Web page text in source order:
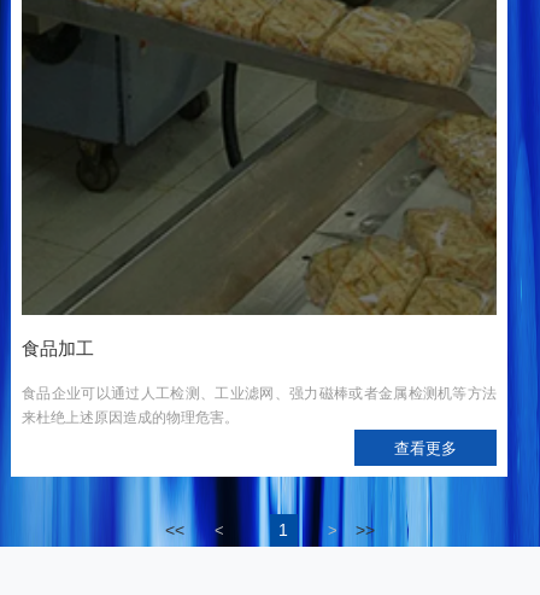
食品加工
食品企业可以通过人工检测、工业滤网、强力磁棒或者金属检测机等方法
来杜绝上述原因造成的物理危害。
查看更多
<< < 1 > >>